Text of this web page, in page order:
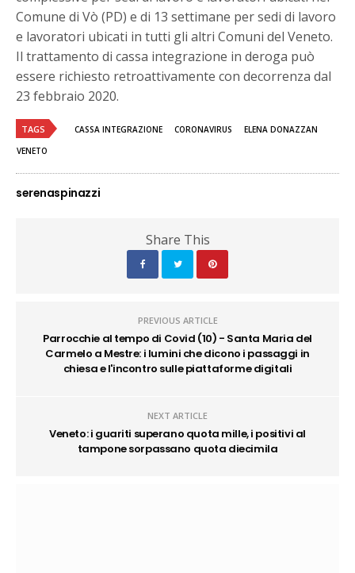
Comune di Vò (PD) e di 13 settimane per sedi di lavoro
e lavoratori ubicati in tutti gli altri Comuni del Veneto.
Il trattamento di cassa integrazione in deroga può
essere richiesto retroattivamente con decorrenza dal
23 febbraio 2020.
TAGS CASSA INTEGRAZIONE CORONAVIRUS
ELENA DONAZZAN
VENETO
serenaspinazzi
Share This
PREVIOUS ARTICLE
Parrocchie al tempo di Covid (10) - Santa Maria del
Carmelo a Mestre: i lumini che dicono i passaggi in
chiesa e l'incontro sulle piattaforme digitali
NEXT ARTICLE
Veneto: i guariti superano quota mille, i positivi al
tampone sorpassano quota diecimila